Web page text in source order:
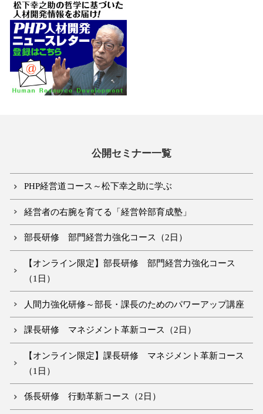
公開セミナー一覧
PHP経営道コース～松下幸之助に学ぶ
経営者の右腕を育てる「経営幹部育成塾」
部長研修 部門経営力強化コース（2日）
【オンライン限定】部長研修 部門経営力強化コース
（1日）
人間力強化研修～部長・課長のためのパワーアップ講座
課長研修 マネジメント革新コース（2日）
【オンライン限定】課長研修 マネジメント革新コース
（1日）
係長研修 行動革新コース（2日）